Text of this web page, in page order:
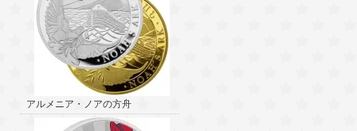
アルメニア・ノアの方舟